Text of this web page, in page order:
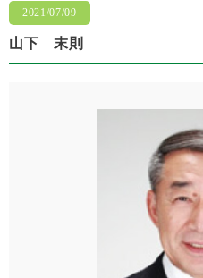
山下 末則
2021/07/09